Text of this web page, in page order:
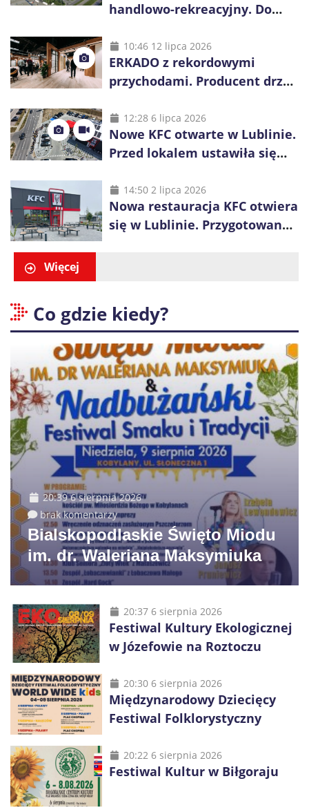
handlowo-rekreacyjny. Do
10:46 12 lipca 2026
ERKADO z rekordowymi
przychodami. Producent drzwi
inwestycje
12:28 6 lipca 2026
Nowe KFC otwarte w Lublinie.
Przed lokalem ustawiła się
14:50 2 lipca 2026
Nowa restauracja KFC otwiera
się w Lublinie. Przygotowano
Więcej
Co gdzie kiedy?
20:39 6 sierpnia 2026
brak komentarzy
Bialskopodlaskie Święto Miodu
im. dr. Waleriana Maksymiuka
20:37 6 sierpnia 2026
Festiwal Kultury Ekologicznej
w Józefowie na Roztoczu
20:30 6 sierpnia 2026
Międzynarodowy Dziecięcy
Festiwal Folklorystyczny
20:22 6 sierpnia 2026
Festiwal Kultur w Biłgoraju